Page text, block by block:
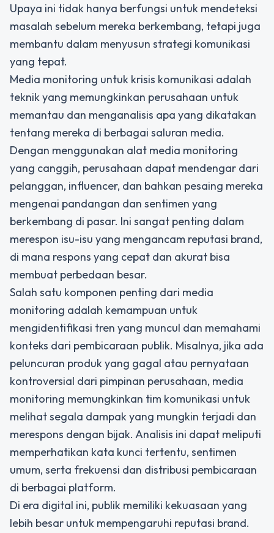
Upaya ini tidak hanya berfungsi untuk mendeteksi
masalah sebelum mereka berkembang, tetapi juga
membantu dalam menyusun strategi komunikasi
yang tepat.
Media monitoring untuk krisis komunikasi adalah
teknik yang memungkinkan perusahaan untuk
memantau dan menganalisis apa yang dikatakan
tentang mereka di berbagai saluran media.
Dengan menggunakan alat media monitoring
yang canggih, perusahaan dapat mendengar dari
pelanggan, influencer, dan bahkan pesaing mereka
mengenai pandangan dan sentimen yang
berkembang di pasar. Ini sangat penting dalam
merespon isu-isu yang mengancam reputasi brand,
di mana respons yang cepat dan akurat bisa
membuat perbedaan besar.
Salah satu komponen penting dari media
monitoring adalah kemampuan untuk
mengidentifikasi tren yang muncul dan memahami
konteks dari pembicaraan publik. Misalnya, jika ada
peluncuran produk yang gagal atau pernyataan
kontroversial dari pimpinan perusahaan, media
monitoring memungkinkan tim komunikasi untuk
melihat segala dampak yang mungkin terjadi dan
merespons dengan bijak. Analisis ini dapat meliputi
memperhatikan kata kunci tertentu, sentimen
umum, serta frekuensi dan distribusi pembicaraan
di berbagai platform.
Di era digital ini, publik memiliki kekuasaan yang
lebih besar untuk mempengaruhi reputasi brand.